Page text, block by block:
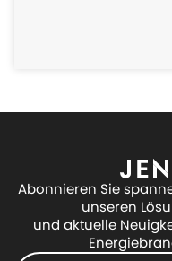
Abonnieren Sie
unseren
und aktuelle